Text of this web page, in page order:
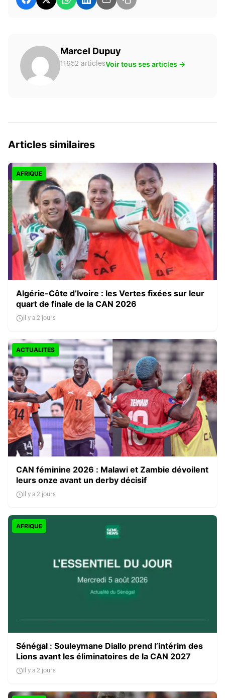
Marcel Dupuy
11652 articlesVoir tous ses articles →
Articles similaires
AFRIQUE
Algérie-Côte d’Ivoire : les Vertes fixées sur leur
quart de finale de la CAN 2026
Il y a 2 jours
ACTUALITES
CAN féminine 2026 : Malawi et Zambie dévoilent
leurs onze avant un derby décisif
Il y a 2 jours
AFRIQUE
Sénégal : Souleymane Diallo prend l’intérim des
Lions avant les éliminatoires de la CAN 2027
Il y a 2 jours